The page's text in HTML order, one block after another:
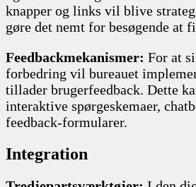
knapper og links vil blive
gøre det nemt for besøgende at
Feedbackmekanismer: For at
forbedring vil bureauet
tillader brugerfeedback. Dette
interaktive spørgeskemaer,
feedback-formularer.
Integration